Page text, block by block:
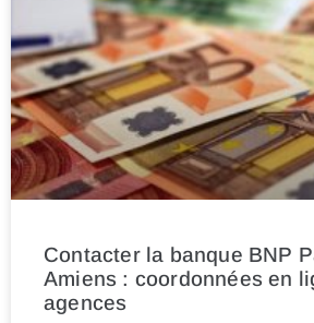
Contacter la banque BNP
Amiens : coordonnées en
agences